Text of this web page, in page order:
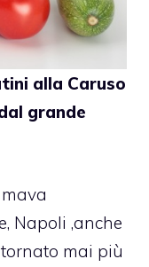
alla Caruso
grande
Napoli ,anche
mai più